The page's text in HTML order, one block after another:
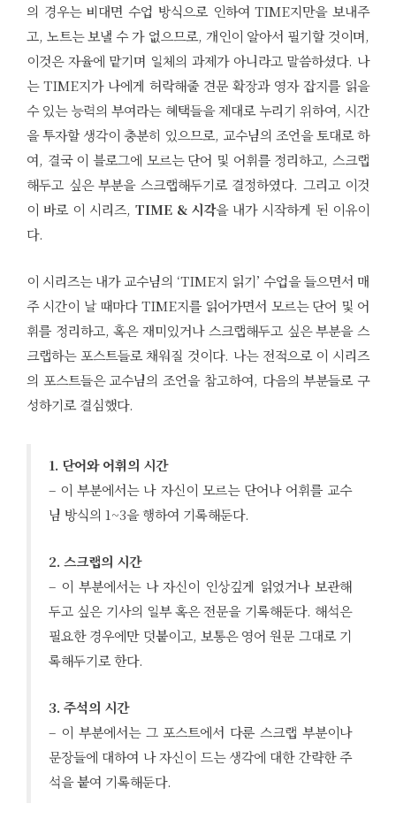
의 경우는 비대면 수업 방식으로 인하여 TIME지만을 보내주
고, 노트는 보낼 수 가 없으므로, 개인이 알아서 필기할 것이며,
이것은 자율에 맡기며 일체의 과제가 아니라고 말씀하셨다. 나
는 TIME지가 나에게 허락해줄 견문 확장과 영자 잡지를 읽을
수 있는 능력의 부여라는 혜택들을 제대로 누리기 위하여, 시간
을 투자할 생각이 충분히 있으므로, 교수님의 조언을 토대로 하
여, 결국 이 블로그에 모르는 단어 및 어휘를 정리하고, 스크랩
해두고 싶은 부분을 스크랩해두기로 결정하였다. 그리고 이것
이 바로 이 시리즈, TIME & 시각을 내가 시작하게 된 이유이
다.
이 시리즈는 내가 교수님의 ‘TIME지 읽기’ 수업을 들으면서 매
주 시간이 날 때마다 TIME지를 읽어가면서 모르는 단어 및 어
휘를 정리하고, 혹은 재미있거나 스크랩해두고 싶은 부분을 스
크랩하는 포스트들로 채워질 것이다. 나는 전적으로 이 시리즈
의 포스트들은 교수님의 조언을 참고하여, 다음의 부분들로 구
성하기로 결심했다.
1. 단어와 어휘의 시간
– 이 부분에서는 나 자신이 모르는 단어나 어휘를 교수
님 방식의 1~3을 행하여 기록해둔다.
2. 스크랩의 시간
– 이 부분에서는 나 자신이 인상깊게 읽었거나 보관해
두고 싶은 기사의 일부 혹은 전문을 기록해둔다. 해석은
필요한 경우에만 덧붙이고, 보통은 영어 원문 그대로 기
록해두기로 한다.
3. 주석의 시간
– 이 부분에서는 그 포스트에서 다룬 스크랩 부분이나
문장들에 대하여 나 자신이 드는 생각에 대한 간략한 주
석을 붙여 기록해둔다.